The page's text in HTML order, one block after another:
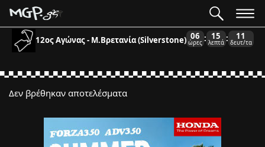
12ος Αγώνας - Μ.Βρετανία (Silverstone) 06
ώρες : 15
λεπτά : 11
δευτ/τα
Δεν βρέθηκαν αποτελέσματα